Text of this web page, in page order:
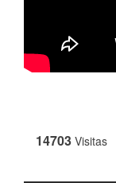
14703 Visitas